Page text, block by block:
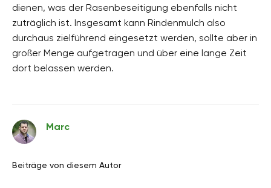
dienen, was der Rasenbeseitigung ebenfalls nicht
zuträglich ist. Insgesamt kann Rindenmulch also
durchaus zielführend eingesetzt werden, sollte aber in
großer Menge aufgetragen und über eine lange Zeit
dort belassen werden.
Marc
Beiträge von diesem Autor